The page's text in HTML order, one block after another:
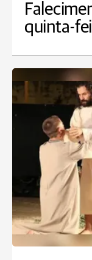
quinta-